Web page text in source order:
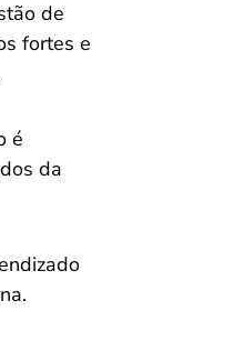
de
fortes e
é
da